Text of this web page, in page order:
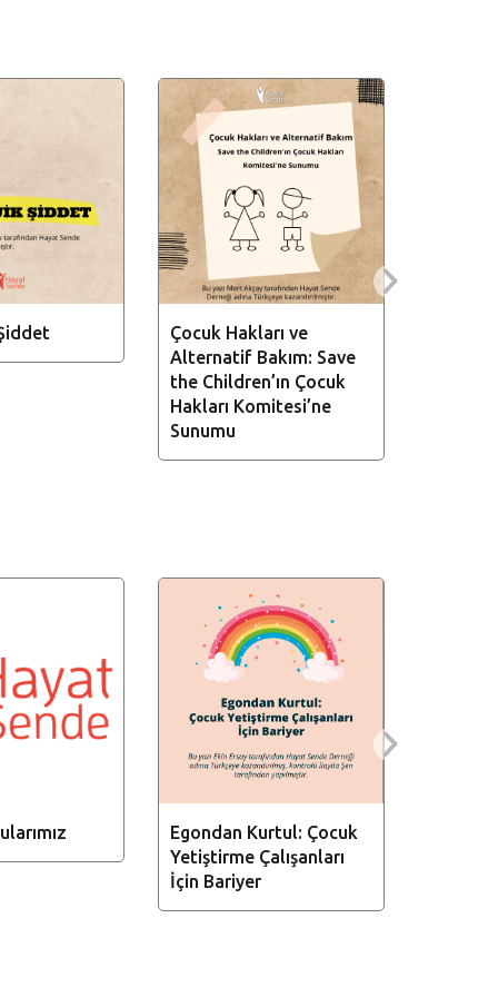
Çocuk Hakları ve
Alternatif Bakım: Save
the Children’ın Çocuk
Hakları Komitesi’ne
Sunumu
Egondan Kurtul: Çocuk
Yetiştirme Çalışanları
İçin Bariyer